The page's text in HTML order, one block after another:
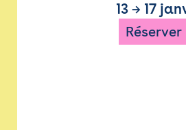
13→ 17
Réserver